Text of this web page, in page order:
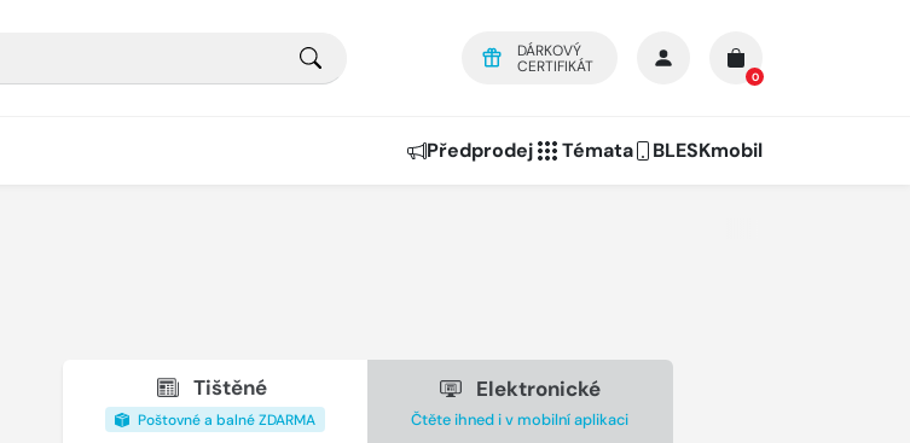
DÁRKOVÝ
CERTIFIKÁT
0
Předprodej Témata BLESKmobil
Tištěné
Poštovné a balné ZDARMA
Elektronické
Čtěte ihned i v mobilní aplikaci